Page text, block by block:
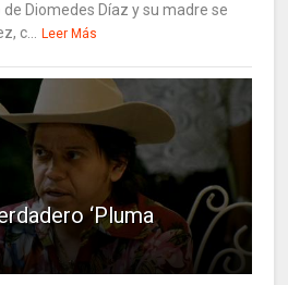
de Diomedes Díaz y su madre se
c... Leer Más
‘Pluma